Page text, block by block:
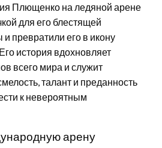
Плющенко на ледяной арене
для его блестящей
превратили его в икону
история вдохновляет
всего мира и служит
талант и преданность
к невероятным
арену